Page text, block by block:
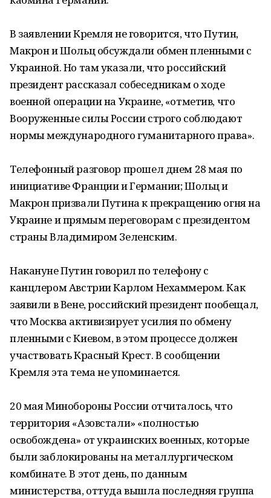
В заявлении Кремля не говорится, что Путин,
Макрон и Шольц обсуждали обмен пленными с
Украиной. Но там указали, что российский
президент рассказал собеседникам о ходе
военной операции на Украине, «отметив, что
Вооруженные силы России строго соблюдают
нормы международного гуманитарного права».
Телефонный разговор прошел днем 28 мая по
инициативе Франции и Германии; Шольц и
Макрон призвали Путина к прекращению огня на
Украине и прямым переговорам с президентом
страны Владимиром Зеленским.
Накануне Путин говорил по телефону с
канцлером Австрии Карлом Нехаммером. Как
заявили в Вене, российский президент пообещал,
что Москва активизирует усилия по обмену
пленными с Киевом, в этом процессе должен
участвовать Красный Крест. В сообщении
Кремля эта тема не упоминается.
20 мая Минобороны России отчиталось, что
территория «Азовстали» «полностью
освобождена» от украинских военных, которые
были заблокированы на металлургическом
комбинате. В этот день, по данным
министерства, оттуда вышла последняя группа